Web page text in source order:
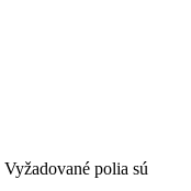
Vyžadované polia sú